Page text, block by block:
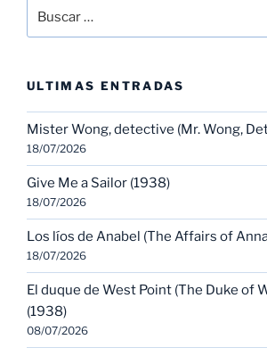
por:
ULTIMAS ENTRADAS
Mister Wong, detective (Mr. Wong,
18/07/2026
Give Me a Sailor (1938)
18/07/2026
Los líos de Anabel (The Affairs of
18/07/2026
El duque de West Point (The Duke of
(1938)
08/07/2026